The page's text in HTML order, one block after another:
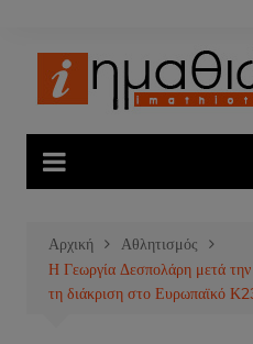
περιεχόμενο
Αρχική
Αθλητισμός
Η Γεωργία Δεσπολάρη μετά την
τη διάκριση στο Ευρωπαϊκό